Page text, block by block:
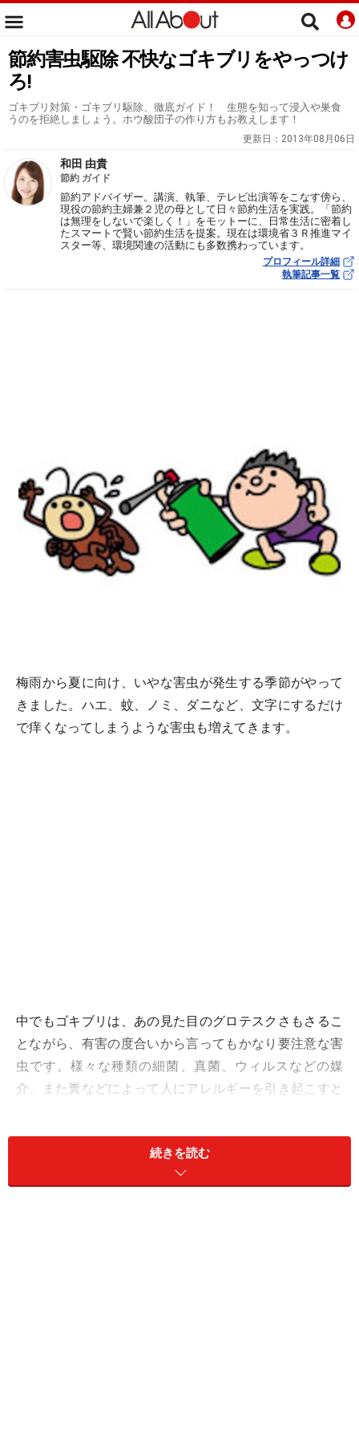
節約害虫駆除 不快なゴキブリをやっつけ
ろ!
ゴキブリ対策・ゴキブリ駆除、徹底ガイド！ 生態を知って浸入や巣食
うのを拒絶しましょう。ホウ酸団子の作り方もお教えします！
更新日： 2013年08月06日
和田 由貴
節約 ガイド
節約アドバイザー。講演、執筆、テレビ出演等をこなす傍ら、
現役の節約主婦兼２児の母として日々節約生活を実践。「節約
は無理をしないで楽しく！」をモットーに、日常生活に密着し
たスマートで賢い節約生活を提案。現在は環境省３Ｒ推進マイ
スター等、環境関連の活動にも多数携わっています。
プロフィール詳細
執筆記事一覧
梅雨から夏に向け、いやな害虫が発生する季節がやって
きました。ハエ、蚊、ノミ、ダニなど、文字にするだけ
で痒くなってしまうような害虫も増えてきます。
中でもゴキブリは、あの見た目のグロテスクさもさるこ
とながら、有害の度合いから言ってもかなり要注意な害
虫です。様々な種類の細菌、真菌、ウィルスなどの媒
介、また糞などによって人にアレルギーを引き起こすと
けで済まされるものではありませんね。
今回は不快なゴキブリを寄せ付けない方法や駆除方法
続きを読む